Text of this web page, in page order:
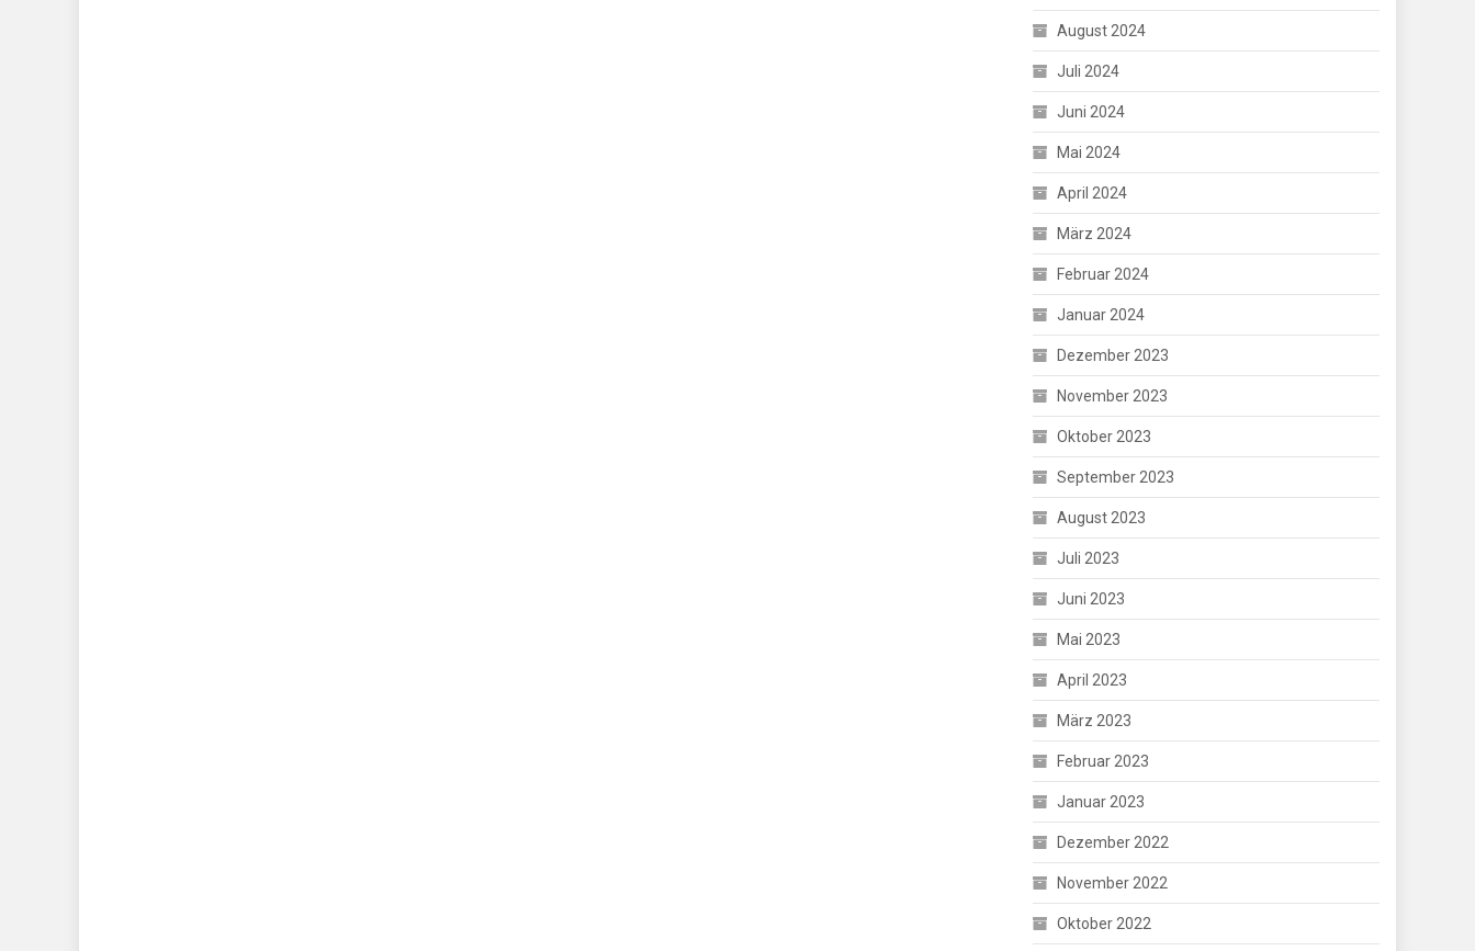
August 2024
Juli 2024
Juni 2024
Mai 2024
April 2024
März 2024
Februar 2024
Januar 2024
Dezember 2023
November 2023
Oktober 2023
September 2023
August 2023
Juli 2023
Juni 2023
Mai 2023
April 2023
März 2023
Februar 2023
Januar 2023
Dezember 2022
November 2022
Oktober 2022